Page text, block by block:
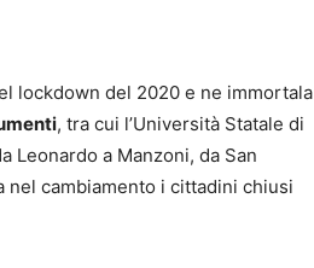
lockdown del 2020 e ne immortala
, tra cui l’Università Statale di
Leonardo a Manzoni, da San
nel cambiamento i cittadini chiusi